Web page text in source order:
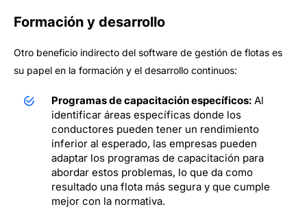
Formación y desarrollo
Otro beneficio indirecto del software de gestión de flotas es
su papel en la formación y el desarrollo continuos:
Programas de capacitación específicos: Al
identificar áreas específicas donde los
conductores pueden tener un rendimiento
inferior al esperado, las empresas pueden
adaptar los programas de capacitación para
abordar estos problemas, lo que da como
resultado una flota más segura y que cumple
mejor con la normativa.